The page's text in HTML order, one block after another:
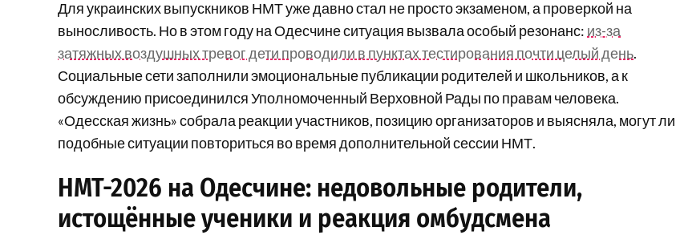
Для украинских выпускников НМТ уже давно стал не просто экзаменом, а проверкой на
выносливость. Но в этом году на Одесчине ситуация вызвала особый резонанс: из-за
затяжных воздушных тревог дети проводили в пунктах тестирования почти целый день.
Социальные сети заполнили эмоциональные публикации родителей и школьников, а к
обсуждению присоединился Уполномоченный Верховной Рады по правам человека.
«Одесская жизнь» собрала реакции участников, позицию организаторов и выясняла, могут ли
подобные ситуации повториться во время дополнительной сессии НМТ.
НМТ-2026 на Одесчине: недовольные родители,
истощённые ученики и реакция омбудсмена